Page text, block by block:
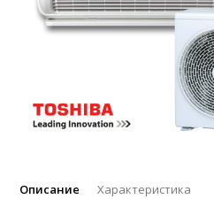
Описание Характеристика